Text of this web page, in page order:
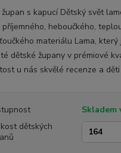
s kapucí Dětský svět
heboučkého,
materiálu Lama,
dětské župany v prémiové
u nás skvělé recenze a děti
Skladem
dětských